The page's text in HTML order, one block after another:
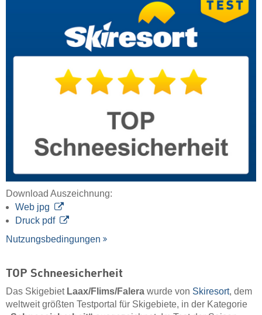
Download Auszeichnung:
Web jpg
Druck pdf
Nutzungsbedingungen
TOP Schneesicherheit
Das Skigebiet Laax/​Flims/​Falera wurde von Skiresort, dem
weltweit größten Testportal für Skigebiete, in der Kategorie